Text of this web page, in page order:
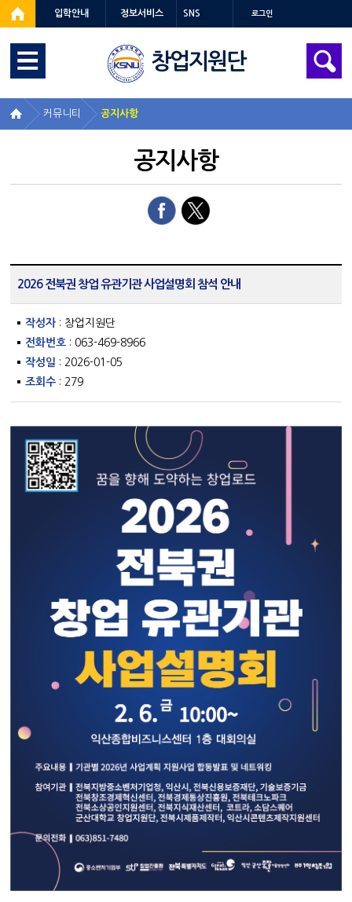
입학안내 정보서비스 SNS 로그인
창업지원단
커뮤니티 공지사항
공지사항
2026 전북권 창업 유관기관 사업설명회 참석 안내
작성자: 창업지원단
전화번호: 063-469-8966
작성일 : 2026-01-05
조회수: 279